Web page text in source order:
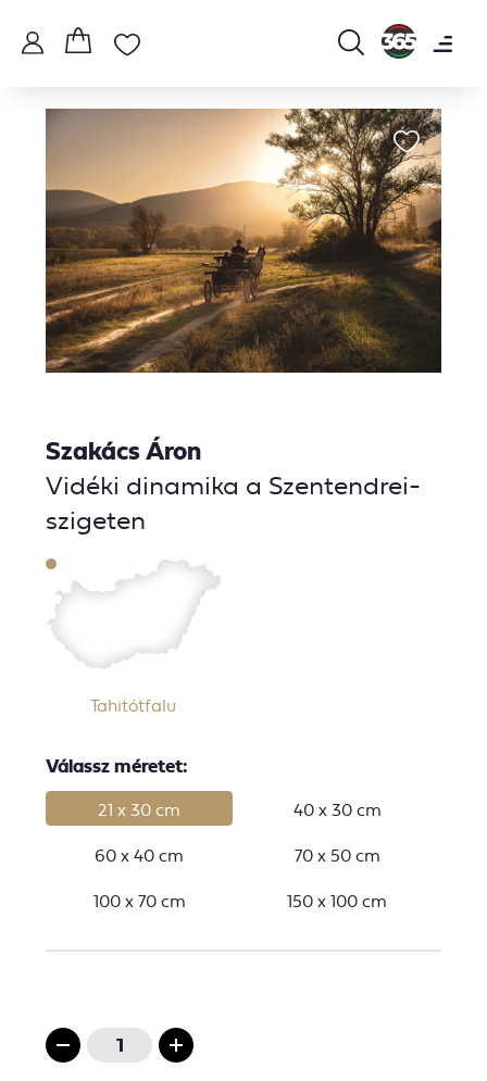
Szakács Áron
Vidéki dinamika a Szentendrei-
szigeten
Tahitótfalu
Válassz méretet:
21 x 30 cm
40 x 30 cm
60 x 40 cm
70 x 50 cm
100 x 70 cm
150 x 100 cm